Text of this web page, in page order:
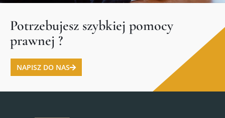
Potrzebujesz szybkiej pomocy
prawnej ?
NAPISZ DO NAS